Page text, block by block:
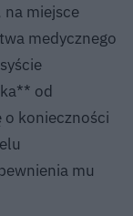
na miejsce
medycznego
od
o konieczności
mu